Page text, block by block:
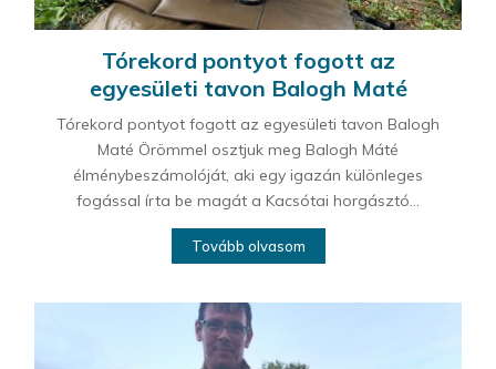
Tórekord pontyot fogott az
egyesületi tavon Balogh Maté
Tórekord pontyot fogott az egyesületi tavon Balogh
Maté Örömmel osztjuk meg Balogh Máté
élménybeszámolóját, aki egy igazán különleges
fogással írta be magát a Kacsótai horgásztó...
Tovább olvasom